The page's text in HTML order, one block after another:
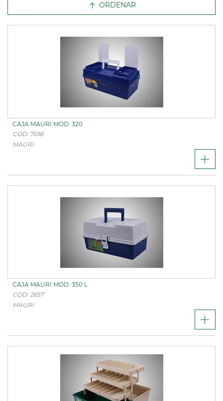
ORDENAR
CAJA MAURI MOD. 320
COD: 7018
MAURI
CAJA MAURI MOD. 350 L
COD: 2657
MAURI